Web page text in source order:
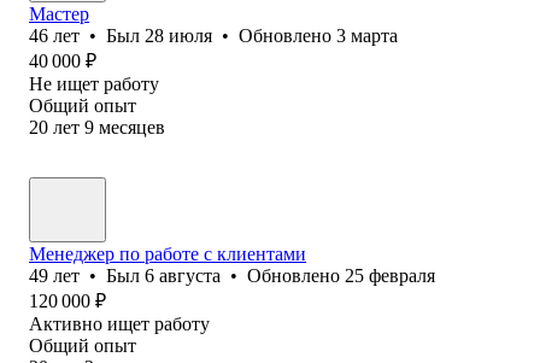
Мастер
46 лет • Был 28 июля • Обновлено 3 марта
40 000 ₽
Не ищет работу
Общий опыт
20 лет 9 месяцев
Менеджер по работе с клиентами
49 лет • Был 6 августа • Обновлено 25 февраля
120 000 ₽
Активно ищет работу
Общий опыт